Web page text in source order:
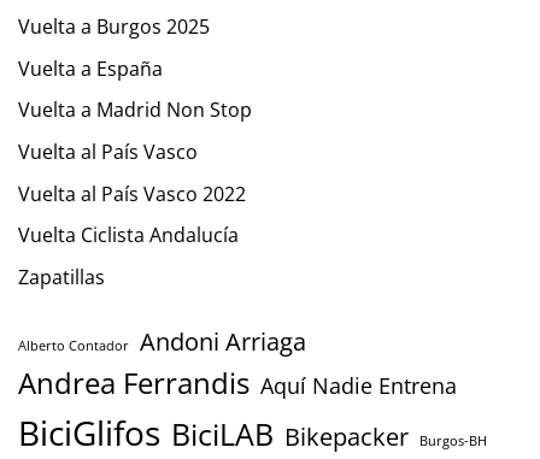
Vuelta a Burgos 2025
Vuelta a España
Vuelta a Madrid Non Stop
Vuelta al País Vasco
Vuelta al País Vasco 2022
Vuelta Ciclista Andalucía
Zapatillas
Alberto Contador Andoni Arriaga
Andrea Ferrandis Aquí Nadie Entrena
BiciGlifos BiciLAB Bikepacker Burgos-BH